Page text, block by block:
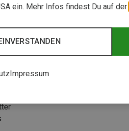
Jacke
ein. Mehr Infos findest Du auf der
Impressum